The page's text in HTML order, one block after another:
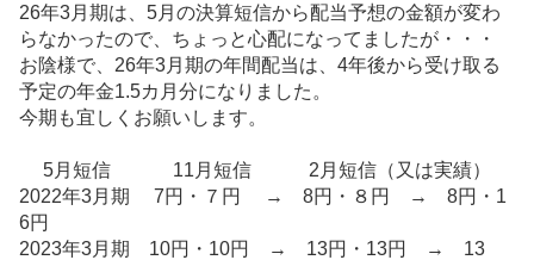
事
26年3月期は、5月の決算短信から配当予想の金額が変わ
らなかったので、ちょっと心配になってましたが・・・
お陰様で、26年3月期の年間配当は、4年後から受け取る
予定の年金1.5カ月分になりました。
今期も宜しくお願いします。
5月短信 11月短信 2月短信（又は実績）
2022年3月期 7円・７円 → 8円・８円 → 8円・1
6円
2023年3月期 10円・10円 → 13円・13円 → 13